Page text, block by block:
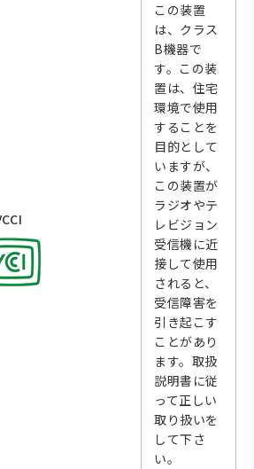
この装置
は、クラス
B機器で
す。この装
置は、住宅
環境で使用
することを
目的として
いますが、
この装置が
ラジオやテ
レビジョン
受信機に近
接して使用
されると、
受信障害を
引き起こす
ことがあり
ます。取扱
説明書に従
って正しい
取り扱いを
して下さ
い。